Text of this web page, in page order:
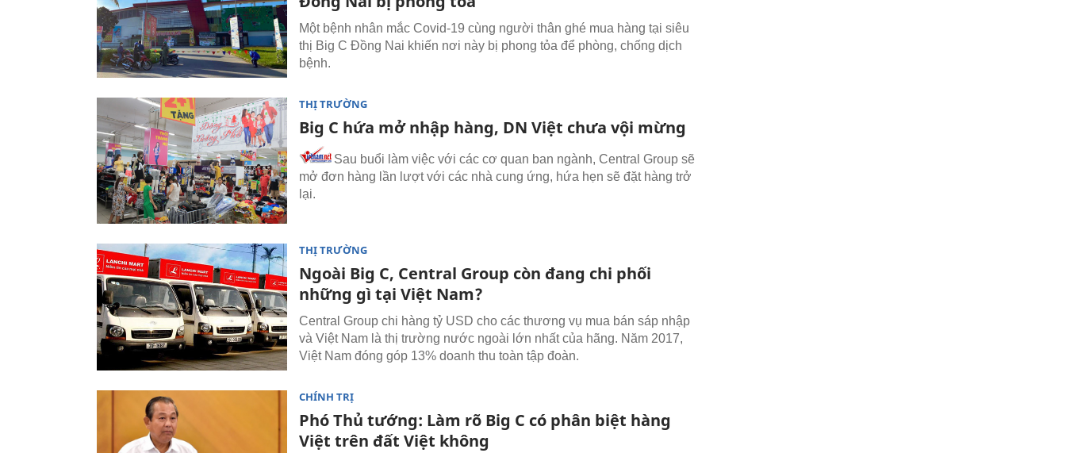
Một bệnh nhân mắc Covid-19 cùng người thân ghé mua hàng tại siêu
thị Big C Đồng Nai khiến nơi này bị phong tỏa để phòng, chống dịch
bệnh.
THỊ TRƯỜNG
Big C hứa mở nhập hàng, DN Việt chưa vội mừng
Sau buổi làm việc với các cơ quan ban ngành, Central Group sẽ
mở đơn hàng lần lượt với các nhà cung ứng, hứa hẹn sẽ đặt hàng trở
lại.
THỊ TRƯỜNG
Ngoài Big C, Central Group còn đang chi phối
những gì tại Việt Nam?
Central Group chi hàng tỷ USD cho các thương vụ mua bán sáp nhập
và Việt Nam là thị trường nước ngoài lớn nhất của hãng. Năm 2017,
Việt Nam đóng góp 13% doanh thu toàn tập đoàn.
CHÍNH TRỊ
Phó Thủ tướng: Làm rõ Big C có phân biệt hàng
Việt trên đất Việt không